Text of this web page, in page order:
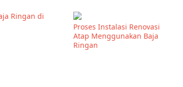
Ringan di
Proses Instalasi Renovasi
Atap Menggunakan Baja
Ringan